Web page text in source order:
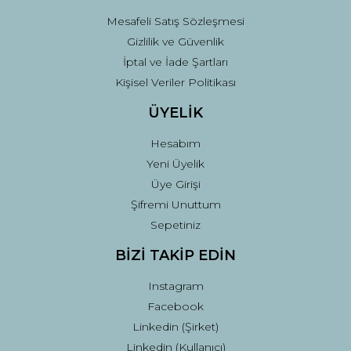
Mesafeli Satış Sözleşmesi
Gizlilik ve Güvenlik
İptal ve İade Şartları
Kişisel Veriler Politikası
ÜYELİK
Hesabım
Yeni Üyelik
Üye Girişi
Şifremi Unuttum
Sepetiniz
BİZİ TAKİP EDİN
Instagram
Facebook
Linkedin (Şirket)
Linkedin (Kullanıcı)